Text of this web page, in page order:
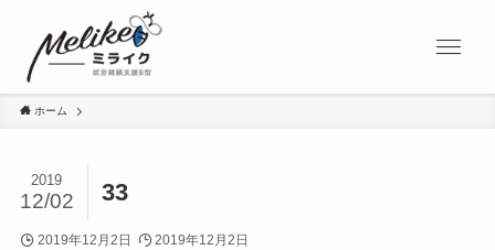
ホーム
33
2019
12/02
2019年12月2日 2019年12月2日